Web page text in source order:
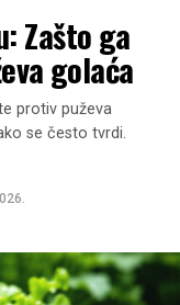
Zašto ga
golaća
protiv puževa
se često tvrdi.